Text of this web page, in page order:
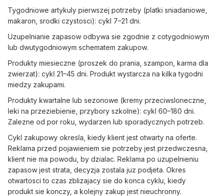
Tygodniowe artykuly pierwszej potrzeby (platki sniadaniowe,
makaron, srodki czystosci): cykl 7–21 dni.
Uzupelnianie zapasow odbywa sie zgodnie z cotygodniowym
lub dwutygodniowym schematem zakupow.
Produkty miesieczne (proszek do prania, szampon, karma dla
zwierzat): cykl 21–45 dni. Produkt wystarcza na kilka tygodni
miedzy zakupami.
Produkty kwartalne lub sezonowe (kremy przeciwsloneczne,
leki na przeziebienie, przybory szkolne): cykl 60–180 dni.
Zalezne od por roku, wydarzen lub sporadycznych potrzeb.
Cykl zakupowy okresla, kiedy klient jest otwarty na oferte.
Reklama przed pojawieniem sie potrzeby jest przedwczesna,
klient nie ma powodu, by dzialac. Reklama po uzupelnieniu
zapasow jest strata, decyzja zostala juz podjeta. Okres
otwartosci to czas zblizajacy sie do konca cyklu, kiedy
produkt sie konczy, a kolejny zakup jest nieuchronny.